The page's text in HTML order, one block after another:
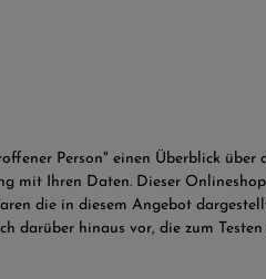
Person" einen Überblick über
mit Ihren Daten. Dieser
die in diesem Angebot
darüber hinaus vor, die zum